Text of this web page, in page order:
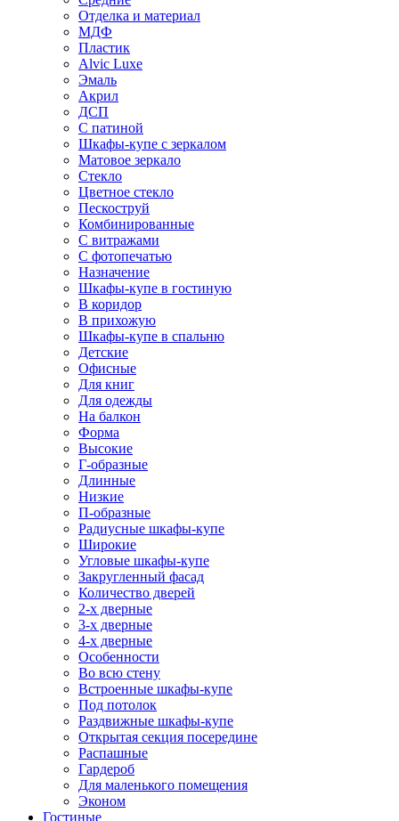
Отделка и материал
МДФ
Пластик
Alvic Luxe
Эмаль
Акрил
ДСП
С патиной
Шкафы-купе с зеркалом
Матовое зеркало
Стекло
Цветное стекло
Пескоструй
Комбинированные
С витражами
С фотопечатью
Назначение
Шкафы-купе в гостиную
В коридор
В прихожую
Шкафы-купе в спальню
Детские
Офисные
Для книг
Для одежды
На балкон
Форма
Высокие
Г-образные
Длинные
Низкие
П-образные
Радиусные шкафы-купе
Широкие
Угловые шкафы-купе
Закругленный фасад
Количество дверей
2-х дверные
3-х дверные
4-х дверные
Особенности
Во всю стену
Встроенные шкафы-купе
Под потолок
Раздвижные шкафы-купе
Открытая секция посередине
Распашные
Гардероб
Для маленького помещения
Эконом
Гостиные